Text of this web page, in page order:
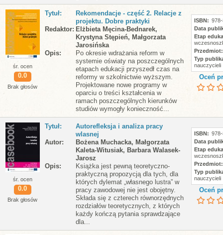
śr. ocen
0.0
Brak głosów
Tytuł
Rekomendacje - część 2. Relacje z
projektu. Dobre praktyki
Redaktor Elżbieta Męcina-Bednarek,
Krystyna Stępień, Małgorzata
Jarosińska
Opis
Po okresie wdrażania reform w
systemie oświa­ty na poszczególnych
etapach edukacji przyszedł czas na
reformy w szkolnictwie wyższym.
Projektowane nowe programy w
oparciu o treści kształcenia w
ramach poszczególnych kierunków
studiów wy­mogły konieczność...
ISBN
Data
Etap
Przedmiot
Typ
nauczycieli
Oceń
śr. ocen
0.0
Brak głosów
Tytuł
Autorefleksja i analiza pracy
wlasnej
Autor
Bożena Muchacka, Małgorzata
Kaleta-Witusiak, Barbara Walasek-
Jarosz
Opis
Książka jest pewną teoretyczno-
praktyczną propozycją dla tych, dla
których dylemat „własnego lustra” w
pracy zawodowej nie jest obojętny.
Składa się z czterech równorzędnych
rozdziałów teoretycznych, z których
każdy kończą pytania sprawdzające
dla...
ISBN
Data
Etap
Przedmiot
Typ
nauczycieli
Oceń